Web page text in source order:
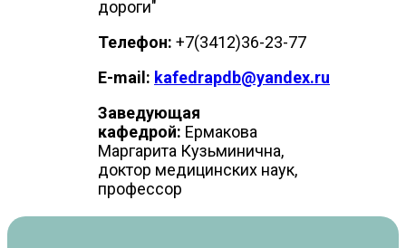
дороги"
Телефон: +7(3412)36-23-77
E-mail: kafedrapdb@yandex.ru
Заведующая
кафедрой: Ермакова
Маргарита Кузьминична,
доктор медицинских наук,
профессор